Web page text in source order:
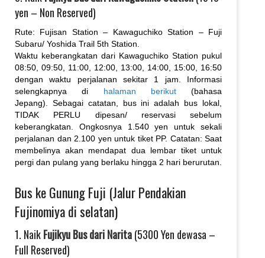
yen – Non Reserved)
Rute: Fujisan Station – Kawaguchiko Station – Fuji
Subaru/ Yoshida Trail 5th Station.
Waktu keberangkatan dari Kawaguchiko Station pukul
08:50, 09:50, 11:00, 12:00, 13:00, 14:00, 15:00, 16:50
dengan waktu perjalanan sekitar 1 jam. Informasi
selengkapnya di halaman berikut(bahasa
Jepang). Sebagai catatan, bus ini adalah bus lokal,
TIDAK PERLU dipesan/ reservasi sebelum
keberangkatan. Ongkosnya 1.540 yen untuk sekali
perjalanan dan 2.100 yen untuk tiket PP. Catatan: Saat
membelinya akan mendapat dua lembar tiket untuk
pergi dan pulang yang berlaku hingga 2 hari berurutan.
Bus ke Gunung Fuji (Jalur Pendakian
Fujinomiya di selatan)
1. NaikFujikyu Bus dari Narita(5300 Yen dewasa –
Full Reserved)